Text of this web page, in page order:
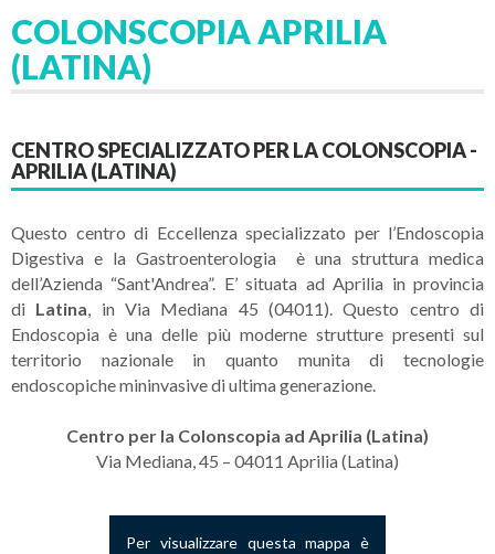
COLONSCOPIA APRILIA
(LATINA)
CENTRO SPECIALIZZATO PER LA COLONSCOPIA -
APRILIA (LATINA)
Questo centro di Eccellenza specializzato per l’Endoscopia
Digestiva e la Gastroenterologia è una struttura medica
dell’Azienda “Sant'Andrea”. E’ situata ad Aprilia in provincia
di Latina, in Via Mediana 45 (04011). Questo centro di
Endoscopia è una delle più moderne strutture presenti sul
territorio nazionale in quanto munita di tecnologie
endoscopiche mininvasive di ultima generazione.
Centro per la Colonscopia ad Aprilia (Latina)
Via Mediana, 45 – 04011 Aprilia (Latina)
Per visualizzare questa mappa è